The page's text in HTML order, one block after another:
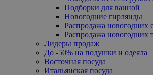
Подборки для ванной
Новогодние гирлянды
Распродажа новогодних
Распродажа новогодних
Лидеры продаж
До -50% на подушки и одеяла
Восточная посуда
Итальянская посуда